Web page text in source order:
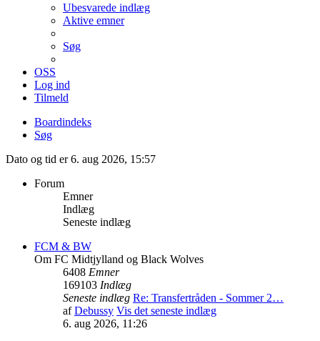
Ubesvarede indlæg
Aktive emner
Søg
OSS
Log ind
Tilmeld
Boardindeks
Søg
Dato og tid er 6. aug 2026, 15:57
Forum
Emner
Indlæg
Seneste indlæg
FCM & BW
Om FC Midtjylland og Black Wolves
6408 Emner
169103 Indlæg
Seneste indlæg Re: Transfertråden - Sommer 2…
afDebussy Vis det seneste indlæg
6. aug 2026, 11:26